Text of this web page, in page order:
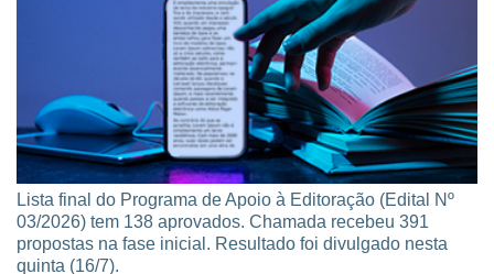
Lista final do Programa de Apoio à Editoração (Edital Nº